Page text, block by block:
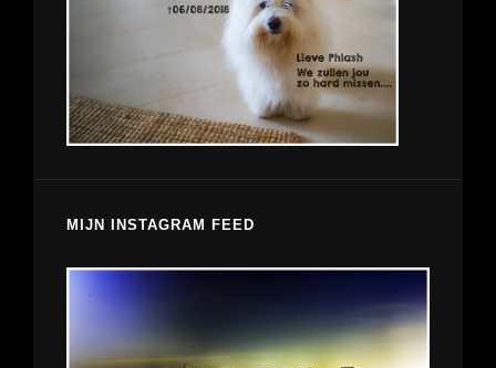
MIJN INSTAGRAM FEED